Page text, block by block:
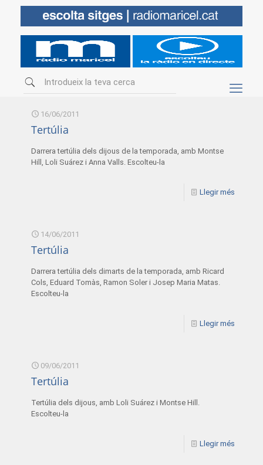
16/06/2011
Tertúlia
Darrera tertúlia dels dijous de la temporada, amb Montse
Hill, Loli Suárez i Anna Valls. Escolteu-la
Llegir més
14/06/2011
Tertúlia
Darrera tertúlia dels dimarts de la temporada, amb Ricard
Cols, Eduard Tomàs, Ramon Soler i Josep Maria Matas.
Escolteu-la
Llegir més
09/06/2011
Tertúlia
Tertúlia dels dijous, amb Loli Suárez i Montse Hill.
Escolteu-la
Llegir més